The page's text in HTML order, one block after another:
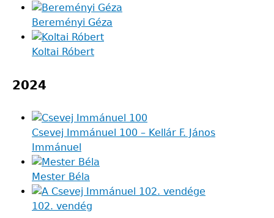
Bereményi Géza
Koltai Róbert
2024
Csevej Immánuel 100 – Kellár F. János
Immánuel
Mester Béla
102. vendég